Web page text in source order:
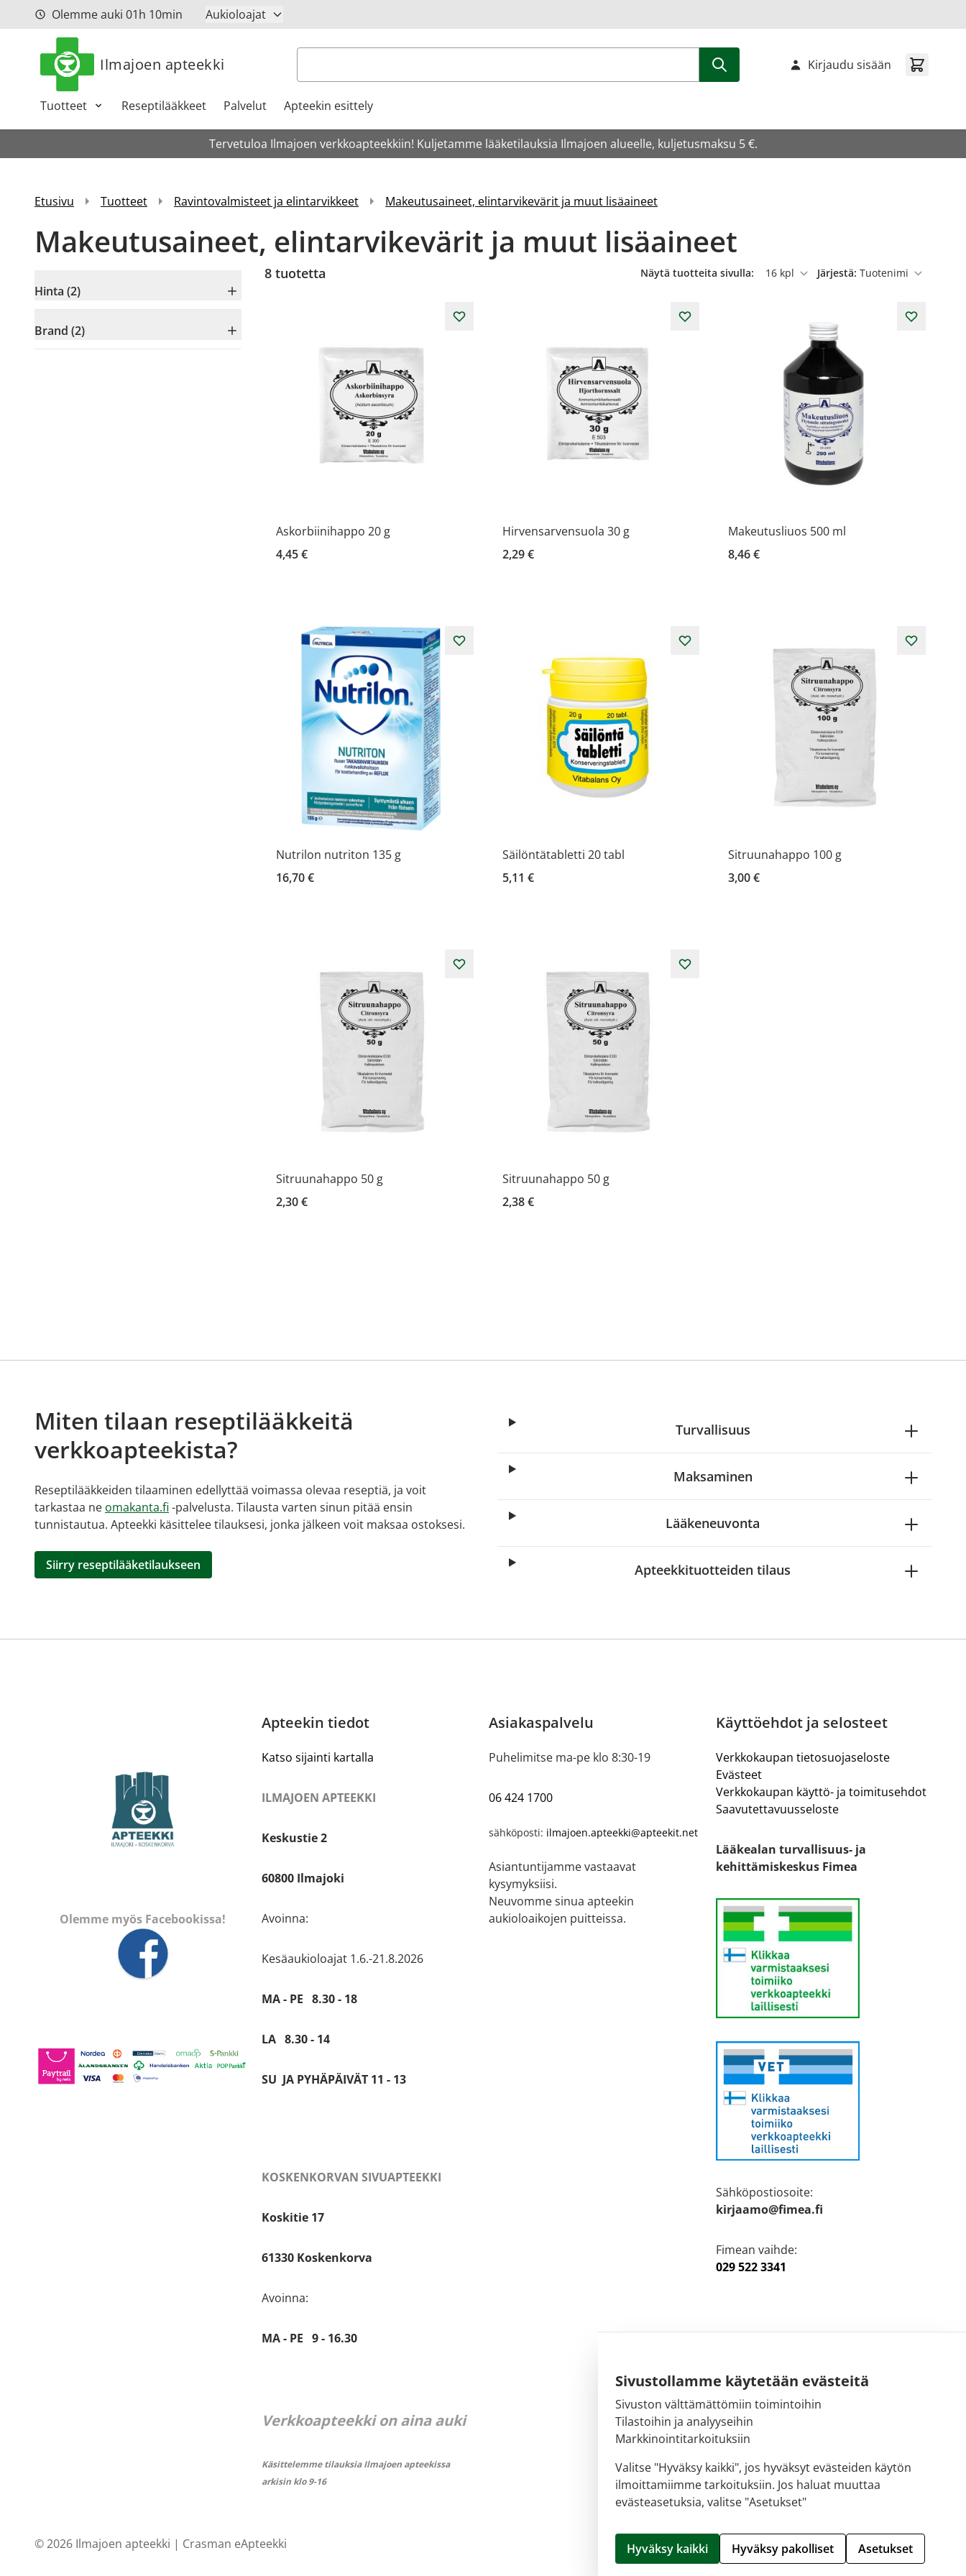
Sivustollamme käytetään evästeitä
Sivuston välttämättömiin toimintoihin
Tilastoihin ja analyyseihin
Markkinointitarkoituksiin
Valitse "Hyväksy kaikki", jos hyväksyt evästeiden käytön
ilmoittamiimme tarkoituksiin. Jos haluat muuttaa
evästeasetuksia, valitse "Asetukset"
Hyväksy kaikki Hyväksy pakolliset Asetukset
Siirry sisältöönOlemme auki 01h 10min Aukioloajat
Ilmajoen apteekki Haku
Tuotteet Reseptilääkkeet Palvelut Apteekin esittely
Kirjaudu sisään
Tervetuloa Ilmajoen verkkoapteekkiin! Kuljetamme lääketilauksia Ilmajoen alueelle, kuljetusmaksu 5 €.
Etusivu Tuotteet Ravintovalmisteet ja elintarvikkeet Makeutusaineet, elintarvikevärit ja muut lisäaineet
Makeutusaineet, elintarvikevärit ja muut lisäaineet
Hinta (2)
Brand (2)
8 tuotetta Näytä tuotteita sivulla:
per sivu
Järjestä:
Askorbiinihappo 20 g
4,45 €
Hirvensarvensuola 30 g
2,29 €
Makeutusliuos 500 ml
8,46 €
Nutrilon nutriton 135 g
16,70 €
Säilöntätabletti 20 tabl
5,11 €
Sitruunahappo 100 g
3,00 €
Sitruunahappo 50 g
2,30 €
Sitruunahappo 50 g
2,38 €
Miten tilaan reseptilääkkeitä
verkkoapteekista?
Reseptilääkkeiden tilaaminen edellyttää voimassa olevaa reseptiä, ja voit
tarkastaa ne omakanta.fi -palvelusta. Tilausta varten sinun pitää ensin
tunnistautua. Apteekki käsittelee tilauksesi, jonka jälkeen voit maksaa ostoksesi.
Siirry reseptilääketilaukseen
Turvallisuus
Maksaminen
Lääkeneuvonta
Apteekkituotteiden tilaus
Olemme myös Facebookissa!
Apteekin tiedot
Katso sijainti kartalla
ILMAJOEN APTEEKKI
Keskustie 2
60800 Ilmajoki
Avoinna:
Kesäaukioloajat 1.6.-21.8.2026
MA - PE 8.30 - 18
LA 8.30 - 14
SU JA PYHÄPÄIVÄT 11 - 13
KOSKENKORVAN SIVUAPTEEKKI
Koskitie 17
61330 Koskenkorva
Avoinna:
MA - PE 9 - 16.30
Verkkoapteekki on aina auki
Käsittelemme tilauksia Ilmajoen apteekissa
arkisin klo 9-16
Asiakaspalvelu
Puhelimitse ma-pe klo 8:30-19
06 424 1700
sähköposti: ilmajoen.apteekki@apteekit.net
Asiantuntijamme vastaavat
kysymyksiisi.
Neuvomme sinua apteekin
aukioloaikojen puitteissa.
Käyttöehdot ja selosteet
Verkkokaupan tietosuojaseloste
Evästeet
Verkkokaupan käyttö- ja toimitusehdot
Saavutettavuusseloste
Lääkealan turvallisuus- ja
kehittämiskeskus Fimea
Sähköpostiosoite:
kirjaamo@fimea.fi
Fimean vaihde:
029 522 3341
© 2026 Ilmajoen apteekki | Crasman eApteekki Hallitse evästeitä